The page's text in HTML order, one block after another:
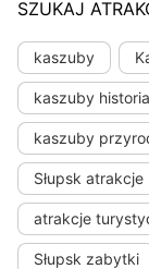
SZUKAJ
kaszuby
kaszuby historia
kaszuby
Słupsk atrakcje
atrakcje
Słupsk zabytki